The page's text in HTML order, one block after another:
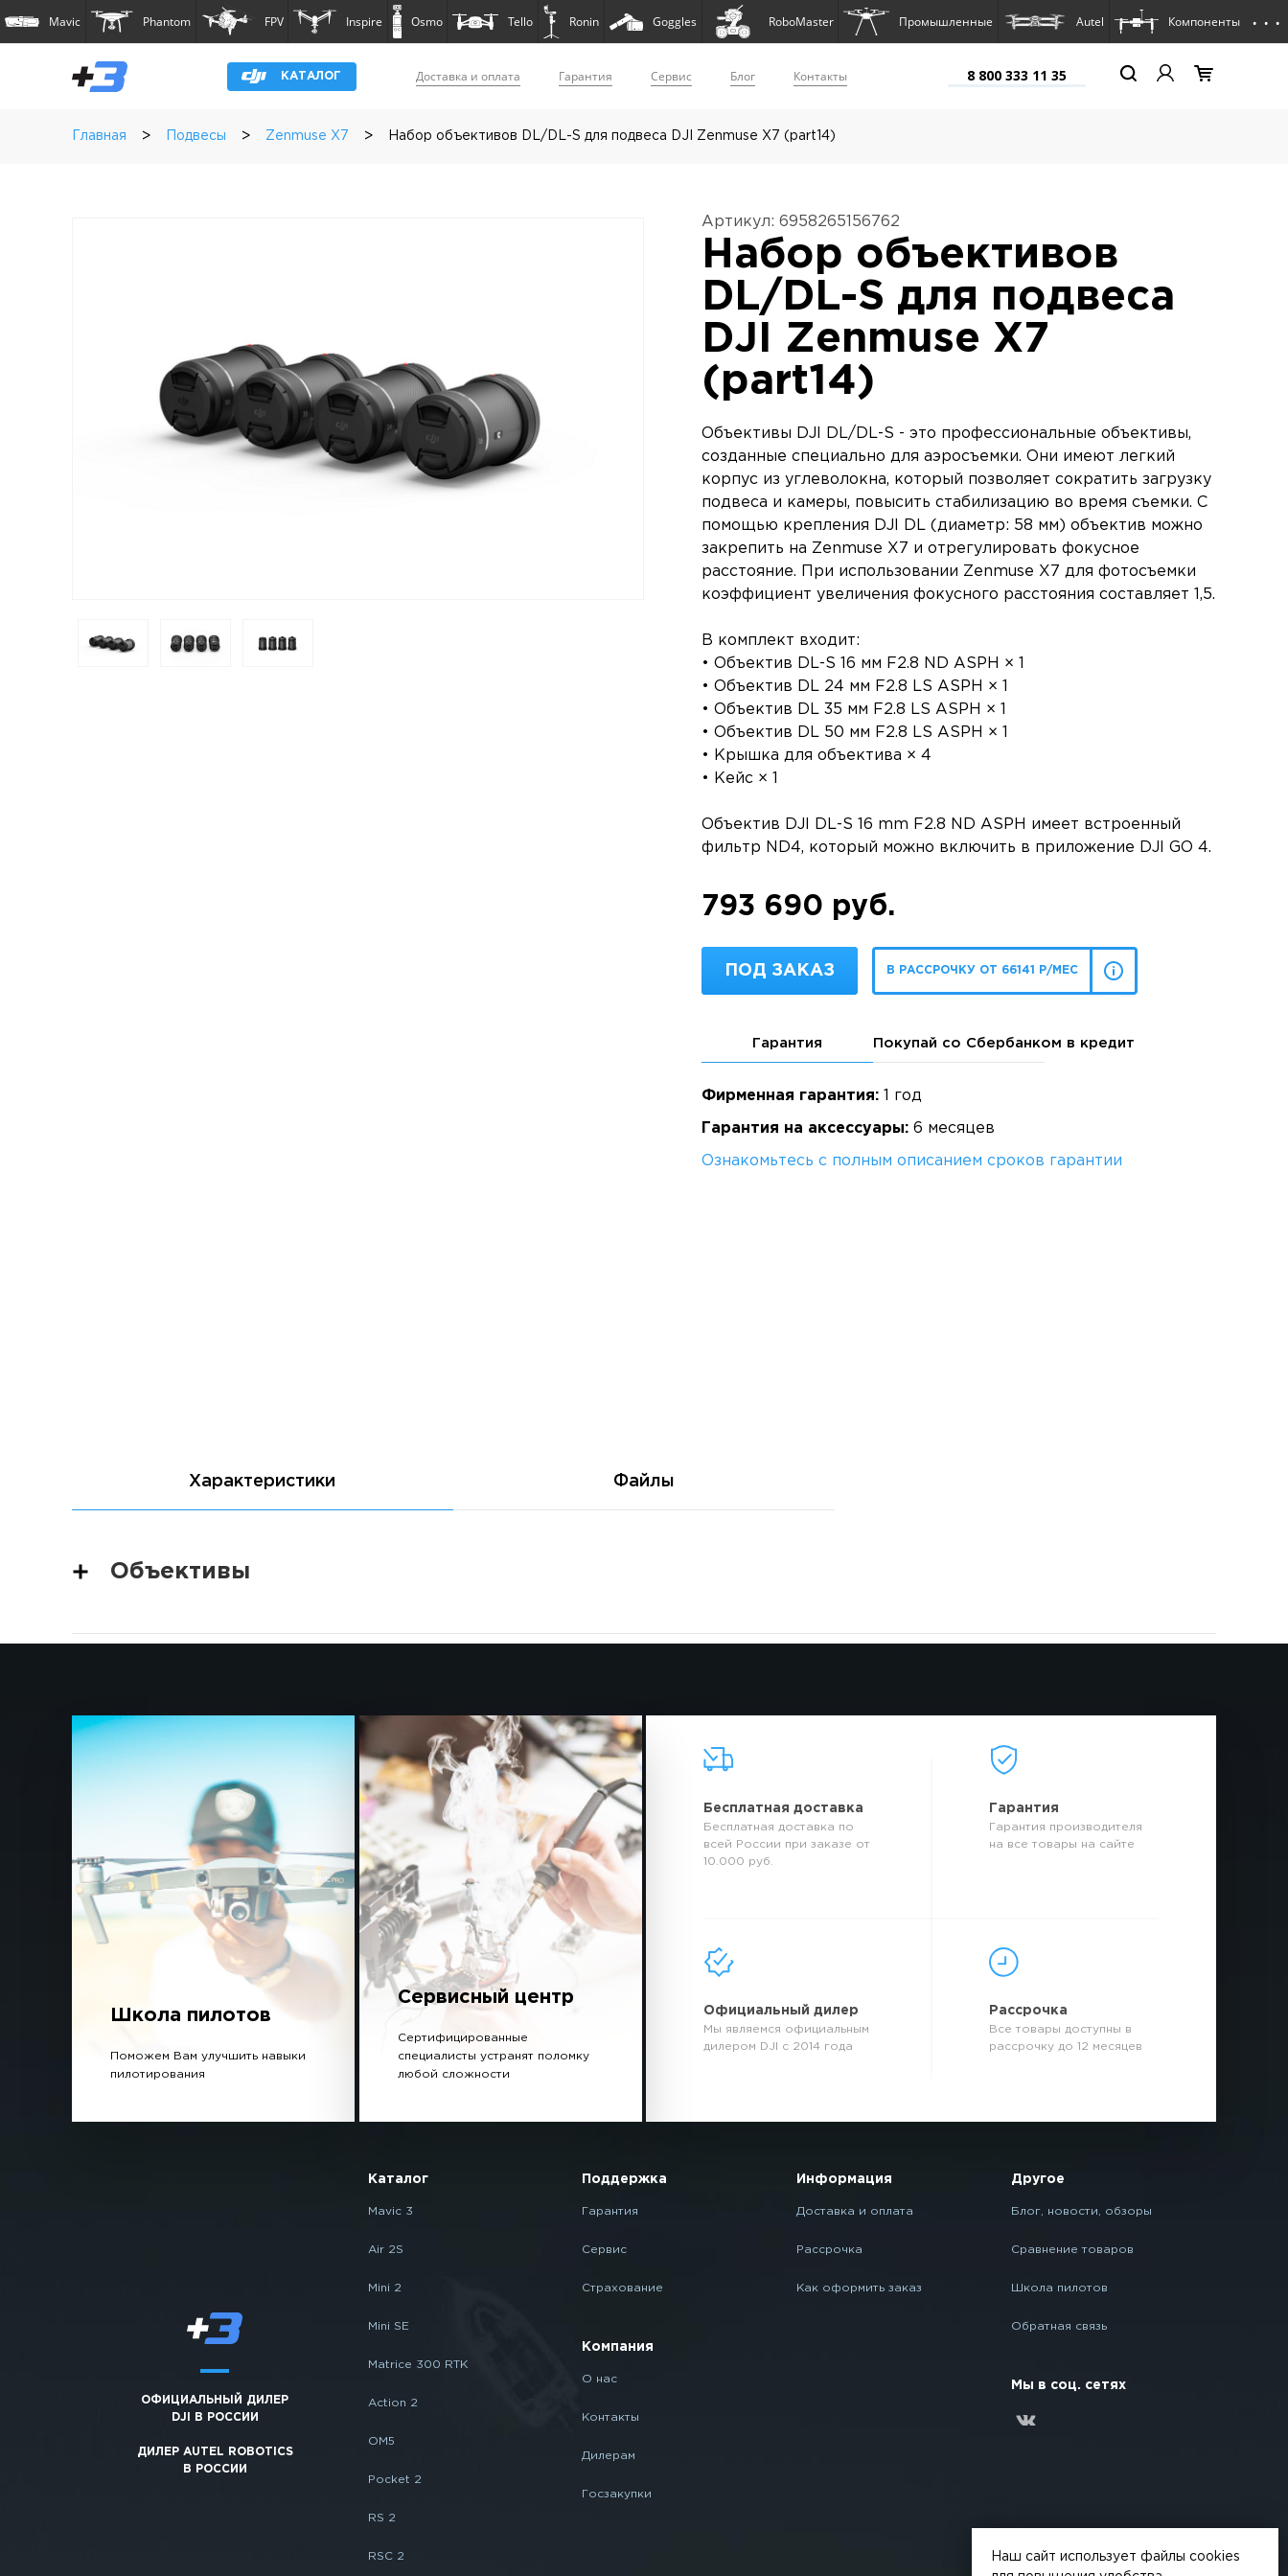
Mavic Phantom FPV Inspire Osmo Tello Ronin Goggles RoboMaster Промышленные Autel Компоненты . . .
КАТАЛОГ Доставка и оплата Гарантия Сервис Блог Контакты 8 800 333 11 35
Главная > Подвесы > Zenmuse X7 > Набор объективов DL/DL-S для подвеса DJI Zenmuse X7 (part14)
Артикул: 6958265156762
Набор объективов
DL/DL-S для подвеса
DJI Zenmuse X7
(part14)
Объективы DJI DL/DL-S - это профессиональные объективы,
созданные специально для аэросъемки. Они имеют легкий
корпус из углеволокна, который позволяет сократить загрузку
подвеса и камеры, повысить стабилизацию во время съемки. С
помощью крепления DJI DL (диаметр: 58 мм) объектив можно
закрепить на Zenmuse X7 и отрегулировать фокусное
расстояние. При использовании Zenmuse X7 для фотосъемки
коэффициент увеличения фокусного расстояния составляет 1,5.
В комплект входит:
• Объектив DL-S 16 мм F2.8 ND ASPH × 1
• Объектив DL 24 мм F2.8 LS ASPH × 1
• Объектив DL 35 мм F2.8 LS ASPH × 1
• Объектив DL 50 мм F2.8 LS ASPH × 1
• Крышка для объектива × 4
• Кейс × 1
Объектив DJI DL-S 16 mm F2.8 ND ASPH имеет встроенный
фильтр ND4, который можно включить в приложение DJI GO 4.
793 690 руб.
ПОД ЗАКАЗ В РАССРОЧКУ ОТ 66141 Р/МЕС
Гарантия Покупай со Сбербанком в кредит
Фирменная гарантия:1 год
Гарантия на аксессуары:6 месяцев
Ознакомьтесь с полным описанием сроков гарантии
Характеристики Файлы
Объективы
Школа пилотов
Поможем Вам улучшить навыки
пилотирования
Сервисный центр
Сертифицированные
специалисты устранят поломку
любой сложности
Бесплатная доставка
Бесплатная доставка по
всей России при заказе от
10.000 руб.
Гарантия
Гарантия производителя
на все товары на сайте
Официальный дилер
Мы являемся официальным
дилером DJI с 2014 года
Рассрочка
Все товары доступны в
рассрочку до 12 месяцев
ОФИЦИАЛЬНЫЙ ДИЛЕР
DJI В РОССИИ
ДИЛЕР AUTEL ROBOTICS
В РОССИИ
Каталог
Mavic 3
Air 2S
Mini 2
Mini SE
Matrice 300 RTK
Action 2
OM5
Pocket 2
RS 2
RSC 2
Поддержка
Гарантия
Сервис
Страхование
Компания
О нас
Контакты
Дилерам
Госзакупки
Информация
Доставка и оплата
Рассрочка
Как оформить заказ
Другое
Блог, новости, обзоры
Сравнение товаров
Школа пилотов
Обратная связь
Мы в соц. сетях
Наш сайт использует файлы cookies